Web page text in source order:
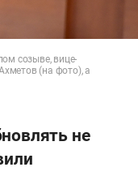
созыве, вице-
(на фото), а
не